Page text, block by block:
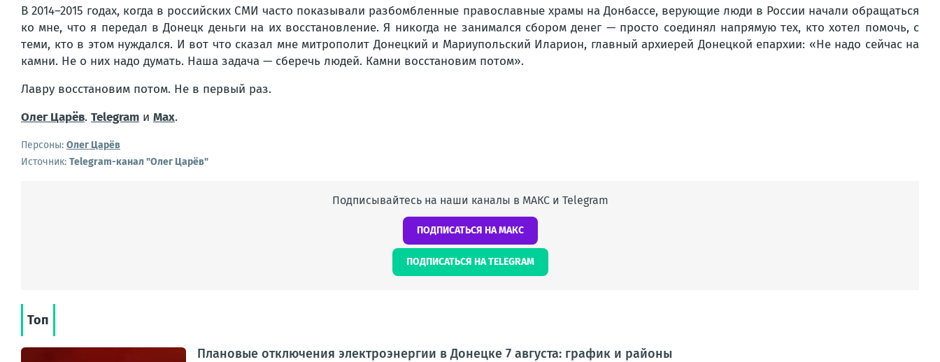
В 2014–2015 годах, когда в российских СМИ часто показывали разбомбленные православные храмы на Донбассе, верующие люди в России начали обращаться
ко мне, что я передал в Донецк деньги на их восстановление. Я никогда не занимался сбором денег — просто соединял напрямую тех, кто хотел помочь, с
теми, кто в этом нуждался. И вот что сказал мне митрополит Донецкий и Мариупольский Иларион, главный архиерей Донецкой епархии: «Не надо сейчас на
камни. Не о них надо думать. Наша задача — сберечь людей. Камни восстановим потом».
Лавру восстановим потом. Не в первый раз.
Олег Царёв. Telegram и Max.
Персоны: Олег Царёв
Источник: Telegram-канал "Олег Царёв"
Подписывайтесь на наши каналы в МАКС и Telegram
ПОДПИСАТЬСЯ НА МАКС
ПОДПИСАТЬСЯ НА TELEGRAM
Топ
Плановые отключения электроэнергии в Донецке 7 августа: график и районы